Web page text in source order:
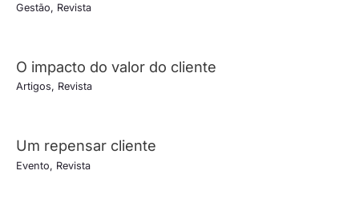
Gestão, Revista
O impacto do valor do cliente
Artigos, Revista
Um repensar cliente
Evento, Revista